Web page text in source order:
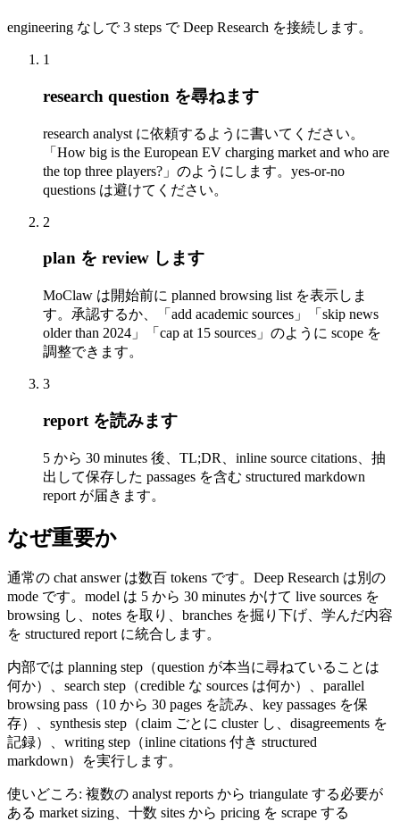
engineering なしで 3 steps で Deep Research を接続します。
1
research question を尋ねます
research analyst に依頼するように書いてください。
「How big is the European EV charging market and who are
the top three players?」のようにします。yes-or-no
questions は避けてください。
2
plan を review します
MoClaw は開始前に planned browsing list を表示しま
す。承認するか、「add academic sources」「skip news
older than 2024」「cap at 15 sources」のように scope を
調整できます。
3
report を読みます
5 から 30 minutes 後、TL;DR、inline source citations、抽
出して保存した passages を含む structured markdown
report が届きます。
なぜ重要か
通常の chat answer は数百 tokens です。Deep Research は別の
mode です。model は 5 から 30 minutes かけて live sources を
browsing し、notes を取り、branches を掘り下げ、学んだ内容
を structured report に統合します。
内部では planning step（question が本当に尋ねていることは
何か）、search step（credible な sources は何か）、parallel
browsing pass（10 から 30 pages を読み、key passages を保
存）、synthesis step（claim ごとに cluster し、disagreements を
記録）、writing step（inline citations 付き structured
markdown）を実行します。
使いどころ: 複数の analyst reports から triangulate する必要が
ある market sizing、十数 sites から pricing を scrape する